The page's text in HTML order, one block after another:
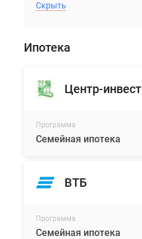
Скрыть
Ипотека
Центр-инвест
Программа
Семейная ипотека
ВТБ
Программа
Семейная ипотека